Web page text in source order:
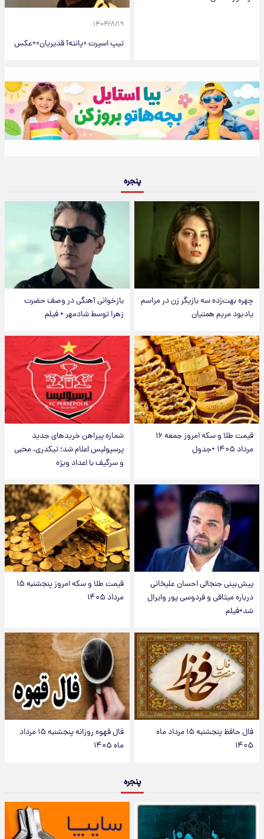
۱۴۰۴/۸/۱۹
تیپ اسپرت «پانته‌آ قدیریان»+عکس
پنجره
چهره بهت‌زده سه بازیگر زن در مراسم
یادبود مریم همتیان
بازخوانی آهنگی در وصف حضرت
زهرا توسط شادمهر + فیلم
قیمت طلا و سکه امروز جمعه ۱۶
مرداد ۱۴۰۵ +جدول
شماره پیراهن خریدهای جدید
پرسپولیس اعلام شد؛ تیکدری، محبی
و سرگیف با اعداد ویژه
پیش‌بینی جنجالی احسان علیخانی
درباره میثاقی و فردوسی پور وایرال
شد+فیلم
قیمت طلا و سکه امروز پنجشنبه ۱۵
مرداد ۱۴۰۵
فال حافظ پنجشنبه ۱۵ مرداد ماه
۱۴۰۵
فال قهوه روزانه پنجشنبه ۱۵ مرداد
ماه ۱۴۰۵
پنجره